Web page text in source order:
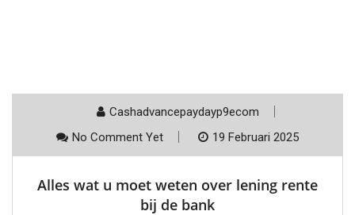
Cashadvancepaydayp9ecom
No Comment Yet
19 Februari 2025
Alles wat u moet weten over lening rente
bij de bank